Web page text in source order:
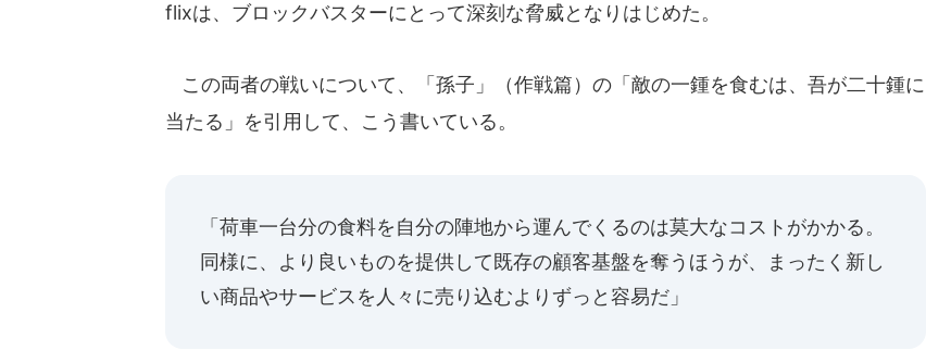
flixは、ブロックバスターにとって深刻な脅威となりはじめた。
この両者の戦いについて、「孫子」（作戦篇）の「敵の一鍾を食むは、吾が二十鍾に
当たる」を引用して、こう書いている。
「荷車一台分の食料を自分の陣地から運んでくるのは莫大なコストがかかる。
同様に、より良いものを提供して既存の顧客基盤を奪うほうが、まったく新し
い商品やサービスを人々に売り込むよりずっと容易だ」